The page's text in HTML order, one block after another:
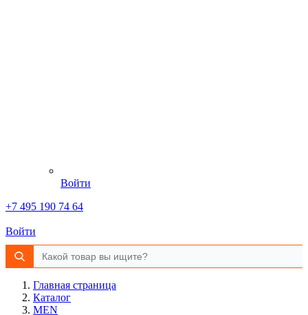
Войти
+7 495 190 74 64
Войти
Главная страница
Каталог
MEN